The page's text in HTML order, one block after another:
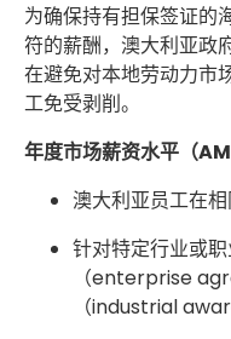
为确保持有担保签证的
符的薪酬，澳大利亚政
在避免对本地劳动力市
工免受剥削。
年度市场薪资水平（
澳大利亚员工在相
针对特定行业或
（enterprise
（industrial